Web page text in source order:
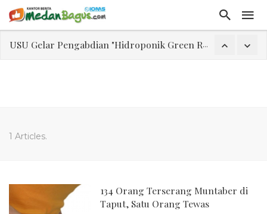
USU Gelar Pengabdian "Hidroponik Green Recovery" bagi Eks-Penyalahguna Narkoba di Belawan Sicanang
1 Articles.
134 Orang Terserang Muntaber di
Taput, Satu Orang Tewas